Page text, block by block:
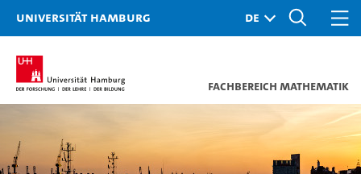
Universität Hamburg
Fachbereich Mathematik